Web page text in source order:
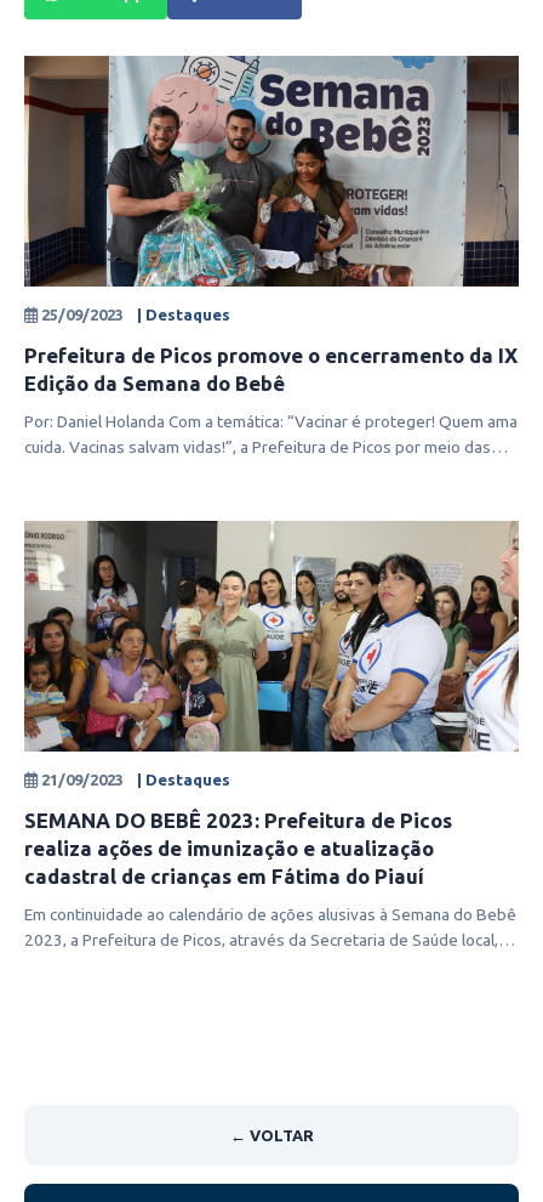
25/09/2023 | Destaques
Prefeitura de Picos promove o encerramento da IX
Edição da Semana do Bebê
Por: Daniel Holanda Com a temática: “Vacinar é proteger! Quem ama
cuida. Vacinas salvam vidas!”, a Prefeitura de Picos por meio das
21/09/2023 | Destaques
SEMANA DO BEBÊ 2023: Prefeitura de Picos
realiza ações de imunização e atualização
cadastral de crianças em Fátima do Piauí
Em continuidade ao calendário de ações alusivas à Semana do Bebê
2023, a Prefeitura de Picos, através da Secretaria de Saúde local,
← VOLTAR